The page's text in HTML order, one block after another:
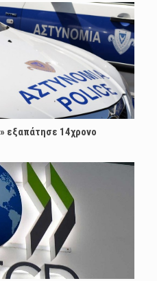
εξαπάτησε 14χρονο